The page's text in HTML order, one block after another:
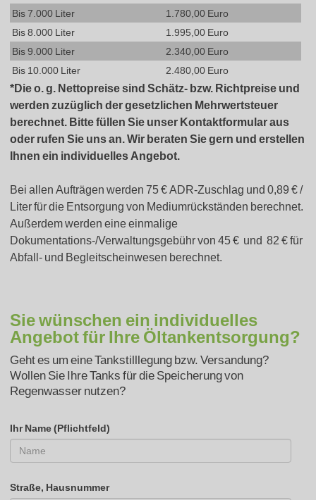
Bis 7.000 Liter
1.780,00 Euro
Bis 8.000 Liter
1.995,00 Euro
Bis 9.000 Liter
2.340,00 Euro
Bis 10.000 Liter
2.480,00 Euro
*Die o. g. Nettopreise sind Schätz- bzw. Richtpreise und
werden zuzüglich der gesetzlichen Mehrwertsteuer
berechnet. Bitte füllen Sie unser Kontaktformular aus
oder rufen Sie uns an. Wir beraten Sie gern und erstellen
Ihnen ein individuelles Angebot.
Bei allen Aufträgen werden 75 € ADR-Zuschlag und 0,89 € /
Liter für die Entsorgung von Mediumrückständen berechnet.
Außerdem werden eine einmalige
Dokumentations-/Verwaltungsgebühr von 45 € und 82 € für
Abfall- und Begleitscheinwesen berechnet.
Sie wünschen ein individuelles
Angebot für Ihre Öltankentsorgung?
Geht es um eine Tankstilllegung bzw. Versandung?
Wollen Sie Ihre Tanks für die Speicherung von
Regenwasser nutzen?
Ihr Name (Pflichtfeld)
Straße, Hausnummer